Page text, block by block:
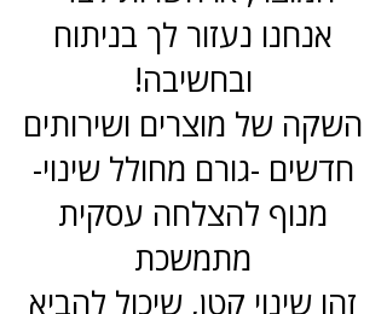
אנחנו נעזור לך בניתוח
ובחשיבה!
השקה של מוצרים ושירותים
חדשים -גורם מחולל שינוי-
מנוף להצלחה עסקית
מתמשכת
זהו שינוי קטן, שיכול להביא